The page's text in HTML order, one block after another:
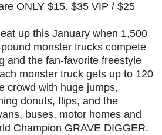
ONLY $15. $35 VIP / $25
up this January when 1,500
monster trucks compete
and the fan-favorite freestyle
monster truck gets up to 120
crowd with huge jumps,
donuts, flips, and the
buses, motor homes and
Champion GRAVE DIGGER.